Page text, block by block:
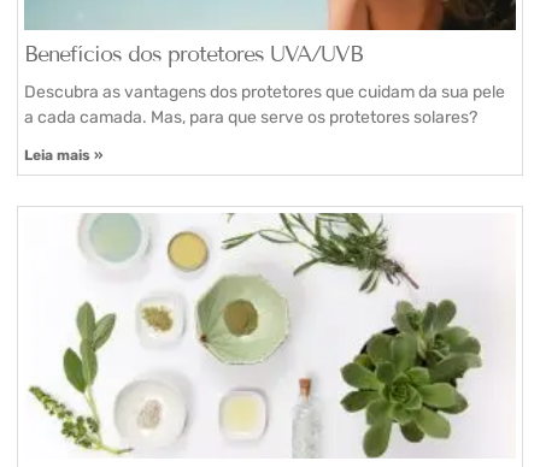
Benefícios dos protetores UVA/UVB
Descubra as vantagens dos protetores que cuidam da sua pele
a cada camada. Mas, para que serve os protetores solares?
Leia mais »